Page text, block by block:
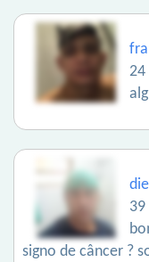
24
39
signo de câncer ?